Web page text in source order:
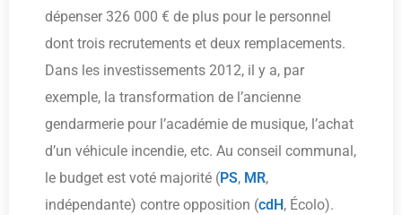
dépenser 326 000 € de plus pour le personnel
dont trois recrutements et deux remplacements.
Dans les investissements 2012, il y a, par
exemple, la transformation de l’ancienne
gendarmerie pour l’académie de musique, l’achat
d’un véhicule incendie, etc. Au conseil communal,
le budget est voté majorité (PS, MR,
indépendante) contre opposition (cdH , Écolo).